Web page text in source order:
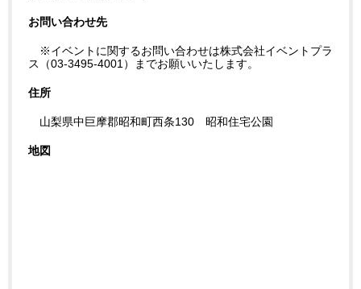
お問い合わせ先
※イベントに関するお問い合わせは株式会社イベントプラ
ス（03-3495-4001）までお願いいたします。
住所
山梨県中巨摩郡昭和町西条130 昭和住宅公園
地図